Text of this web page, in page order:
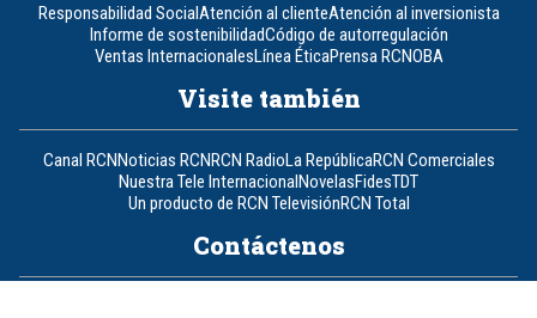
Responsabilidad SocialAtención al clienteAtención al inversionista
Informe de sostenibilidadCódigo de autorregulación
Ventas InternacionalesLínea ÉticaPrensa RCNOBA
Visite también
Canal RCNNoticias RCNRCN RadioLa RepúblicaRCN Comerciales
Nuestra Tele InternacionalNovelasFidesTDT
Un producto de RCN TelevisiónRCN Total
Contáctenos